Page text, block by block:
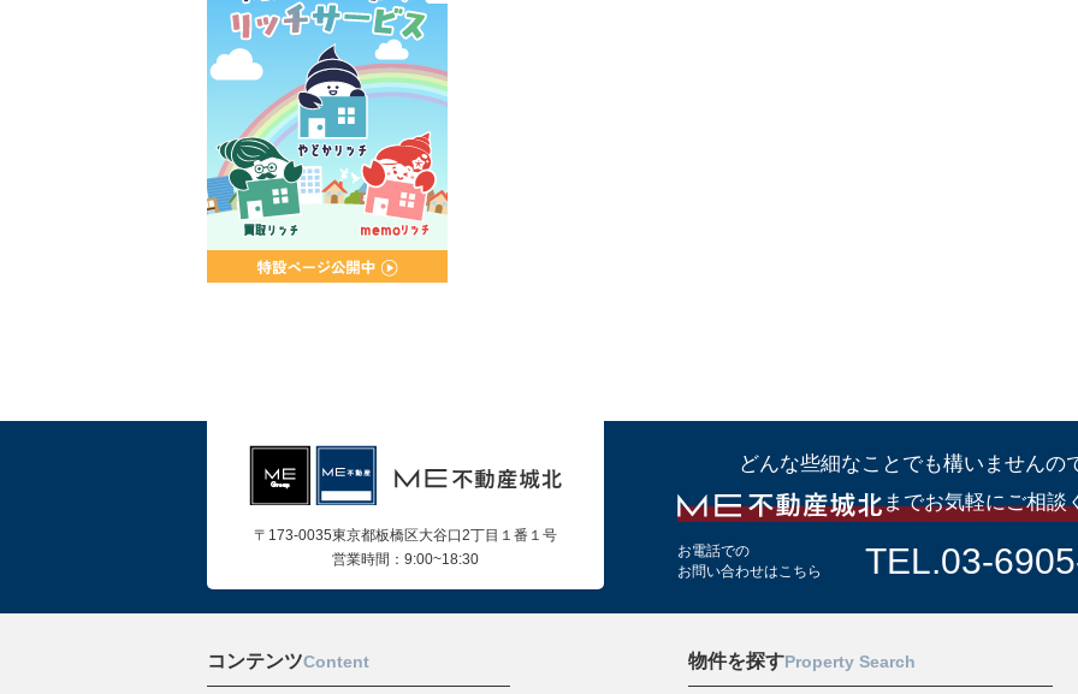
〒173-0035東京都板橋区大谷口2丁目１番１号
営業時間：9:00~18:30
どんな些細なことでも構いませんの
までお気軽にご相談
お電話での
お問い合わせはこちら
TEL.03-
コンテンツContent 物件を探すProperty Search